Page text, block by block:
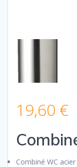
19,60 €
Combiné WC